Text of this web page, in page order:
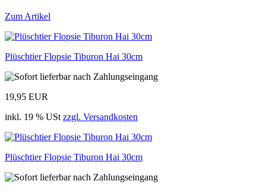
Zum Artikel
Plüschtier Flopsie Tiburon Hai 30cm
19,95 EUR
inkl. 19 % USt zzgl. Versandkosten
Plüschtier Flopsie Tiburon Hai 30cm